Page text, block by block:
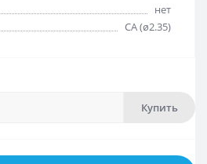
нет
CA (ø2.35)
Купить